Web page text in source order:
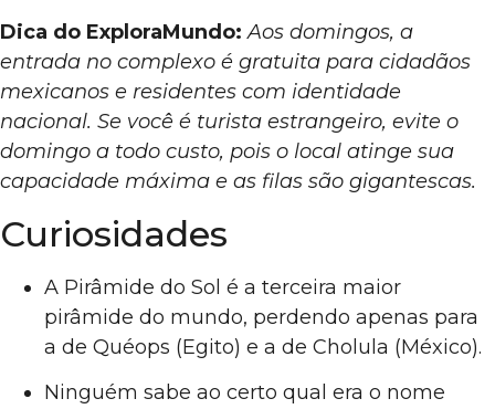
Dica do ExploraMundo: Aos domingos, a
entrada no complexo é gratuita para cidadãos
mexicanos e residentes com identidade
nacional. Se você é turista estrangeiro, evite o
domingo a todo custo, pois o local atinge sua
capacidade máxima e as filas são gigantescas.
Curiosidades
A Pirâmide do Sol é a terceira maior
pirâmide do mundo, perdendo apenas para
a de Quéops (Egito) e a de Cholula (México).
Ninguém sabe ao certo qual era o nome